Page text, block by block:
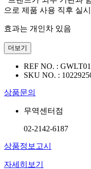
으로 제품 사용 직후 실
효과는 개인차 있음
더보기
REF NO. : GWLT01
SKU NO. :
상품문의
무역센터점
02-2142-6187
상품정보고시
자세히보기